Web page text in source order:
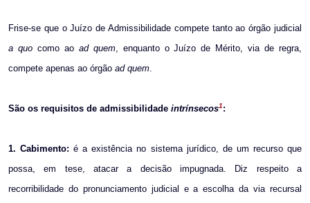
Frise-se que o Juízo de Admissibilidade compete tanto ao órgão judicial
a quocomo ao ad quem, enquanto o Juízo de Mérito, via de regra,
compete apenas ao órgão ad quem.
São os requisitos de admissibilidade intrínsecos1:
1. Cabimento: é a existência no sistema jurídico, de um recurso que
possa, em tese, atacar a decisão impugnada. Diz respeito a
recorribilidade do pronunciamento judicial e a escolha da via recursal